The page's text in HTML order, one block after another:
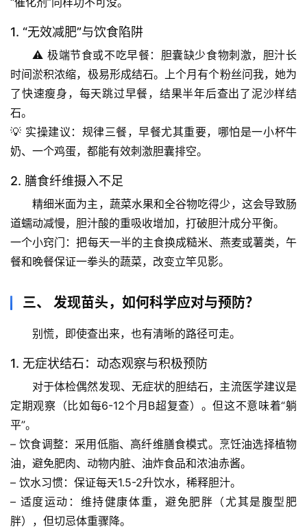
页
专
题
列
自
物
人
体
奥
秘
历
史
档
1. “无效减肥”与饮食陷阱
⚠️ 极端节食或不吃早餐：胆囊缺少食物刺激，胆汁长
时间淤积浓缩，极易形成结石。上个月有个粉丝问我，她为
了快速瘦身，每天跳过早餐，结果半年后查出了泥沙样结
石。
💡 实操建议 ：规律三餐，早餐尤其重要，哪怕是一小杯牛
奶、一个鸡蛋，都能有效刺激胆囊排空。
2. 膳食纤维摄入不足
精细米面为主，蔬菜水果和全谷物吃得少，这会导致肠
道蠕动减慢，胆汁酸的重吸收增加，打破胆汁成分平衡。
一个小窍门 ：把每天一半的主食换成糙米、燕麦或薯类，午
餐和晚餐保证一拳头的蔬菜，改变立竿见影。
三、 发现苗头，如何科学应对与预防？
别慌，即使查出来，也有清晰的路径可走。
1. 无症状结石：动态观察与积极预防
对于体检偶然发现、无症状的胆结石，主流医学建议是
定期观察（比如每6-12个月B超复查）。但这不意味着“躺
平”。
– 饮食调整：采用 低脂、高纤维膳食模式。烹饪油选择植物
油，避免肥肉、动物内脏、油炸食品和浓油赤酱。
– 饮水习惯：保证每天1.5-2升饮水，稀释胆汁。
– 适度运动 ：维持健康体重，避免肥胖（尤其是腹型肥
胖），但切忌体重骤降。